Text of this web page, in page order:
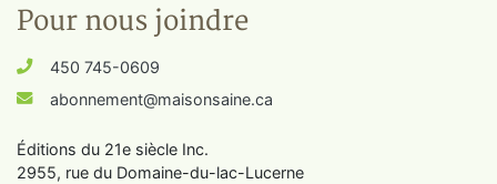
Pour nous joindre
450 745-0609
abonnement@maisonsaine.ca
Éditions du 21e siècle Inc.
2955, rue du Domaine-du-lac-Lucerne